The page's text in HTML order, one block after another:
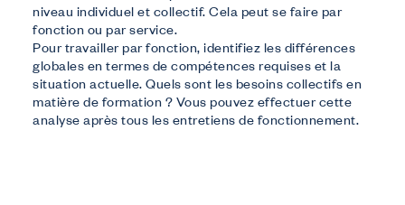
niveau individuel et collectif. Cela peut se faire par
fonction ou par service.
Pour travailler par fonction, identifiez les différences
globales en termes de compétences requises et la
situation actuelle. Quels sont les besoins collectifs en
matière de formation ? Vous pouvez effectuer cette
analyse après tous les entretiens de fonctionnement.